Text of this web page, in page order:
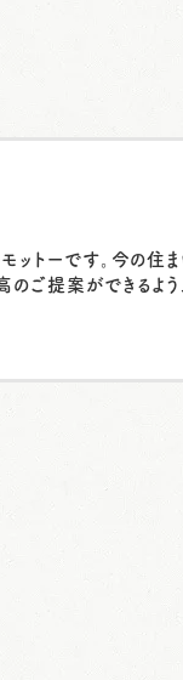
トーです。今の住
ご提案ができるよう